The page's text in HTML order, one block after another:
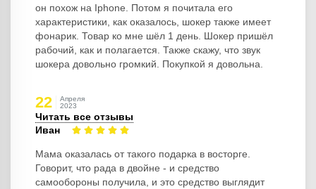
он похож на Iphone. Потом я почитала его
характеристики, как оказалось, шокер также имеет
фонарик. Товар ко мне шёл 1 день. Шокер пришёл
рабочий, как и полагается. Также скажу, что звук
шокера довольно громкий. Покупкой я довольна.
22
Апреля
2023
Читать все отзывы
Иван
Мама оказалась от такого подарка в восторге.
Говорит, что рада в двойне - и средство
самообороны получила, и это средство выглядит